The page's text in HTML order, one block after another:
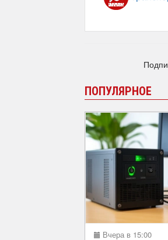
ПОПУЛЯРНОЕ
Вчера в 15:00